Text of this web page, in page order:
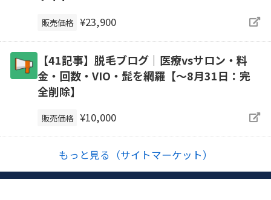
販売価格 ¥23,900
【41記事】脱毛ブログ｜医療vsサロン・料
金・回数・VIO・髭を網羅【～8月31日：完
全削除】
販売価格 ¥10,000
もっと見る（サイトマーケット）